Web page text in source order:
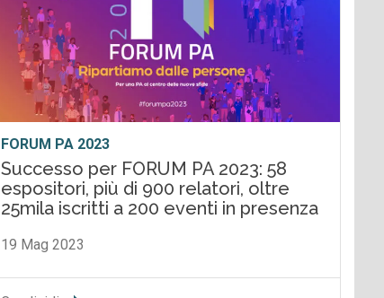
FORUM PA 2023
Successo per FORUM PA 2023: 58
espositori, più di 900 relatori, oltre
25mila iscritti a 200 eventi in presenza
19 Mag 2023